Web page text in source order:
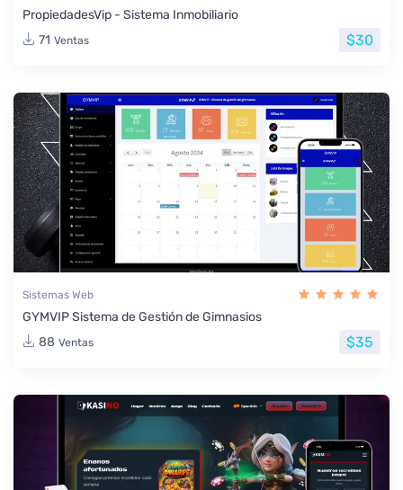
PropiedadesVip - Sistema Inmobiliario
71 Ventas $30
Sistemas Web
GYMVIP Sistema de Gestión de Gimnasios
88 Ventas $35